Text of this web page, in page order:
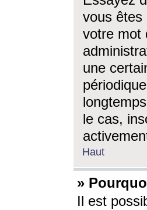
vous êtes
votre mot
une
le cas,
Haut
»
Il est